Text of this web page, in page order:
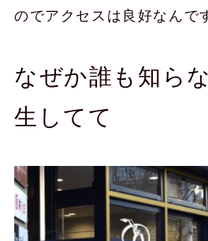
のでアクセスは良好なんで
なぜか誰も知ら
生してて